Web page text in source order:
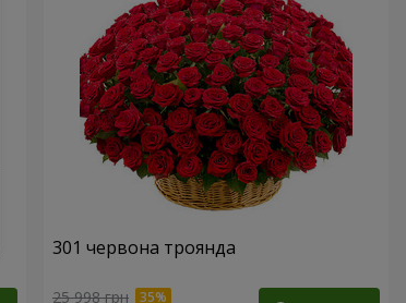
301 червона троянда
25 998 грн